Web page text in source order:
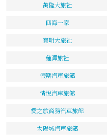
萬隆大旅社
四海一家
寶明大旅社
蓮潭旅社
假期汽車旅館
情悅汽車旅館
愛之旅商務汽車旅館
太陽城汽車旅館